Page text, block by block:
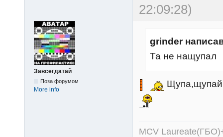
22:09:28)
Завсегдатай
Поза форумом
More info
grinder
Та не нащупал
MCV